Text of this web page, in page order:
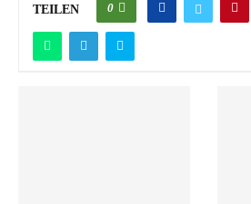
TEILEN 0